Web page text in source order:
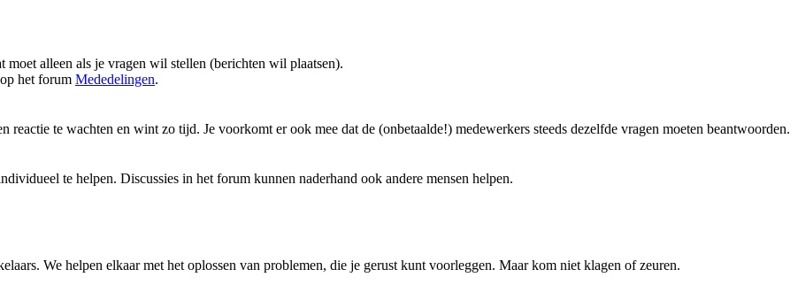
alleen als je vragen wil stellen (berichten wil plaatsen).
het forum Mededelingen.
reactie te wachten en wint zo tijd. Je voorkomt er ook mee dat de (onbetaalde!) medewerkers steeds dezelfde vragen moeten beantwoorden.
te helpen. Discussies in het forum kunnen naderhand ook andere mensen helpen.
We helpen elkaar met het oplossen van problemen, die je gerust kunt voorleggen. Maar kom niet klagen of zeuren.